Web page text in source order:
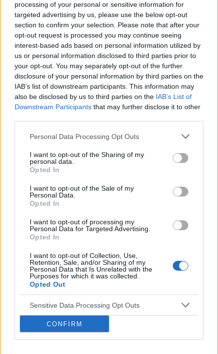
processing of your personal or sensitive information for
targeted advertising by us, please use the below opt-out
section to confirm your selection. Please note that after your
opt-out request is processed you may continue seeing
interest-based ads based on personal information utilized by
us or personal information disclosed to third parties prior to
your opt-out. You may separately opt-out of the further
disclosure of your personal information by third parties on the
IAB’s list of downstream participants. This information may
also be disclosed by us to third parties on the IAB’s List of
Downstream Participants that may further disclose it to other
Personal Data Processing Opt Outs
I want to opt-out of the Sharing of my
personal data.
Opted In
I want to opt-out of the Sale of my
Personal Data.
Opted In
I want to opt-out of processing my
Personal Data for Targeted Advertising.
Opted In
I want to opt-out of Collection, Use,
Retention, Sale, and/or Sharing of my
Personal Data that Is Unrelated with the
Purposes for which it was collected.
Opted Out
Sensitive Data Processing Opt Outs
CONFIRM
EKG i QT
Witam, od jakiegoś czasu jestem na escitalopramie
actavis 10mg i od 2 dni zwiększyłem dawke do 15mg.
EKG które przesyłam sprawiło wiele problemów bo
ciężko odczytać odstęp QT a kardiolog go nie podał...
gość
Forum:Profilaktyka
Interpretacja ekg
Forum:Profilaktyka
Interpretacja ekg
Proszę o interpretację czy automatyczna interpretacja
wizyta u kardiologa się nie spieszy
Reklama: